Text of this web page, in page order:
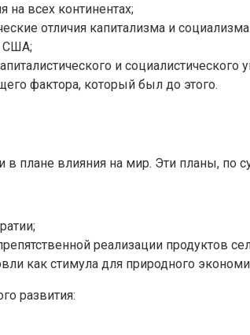
всех континентах;
отличия капитализма и
США;
и социалистического
фактора, который был до этого.
плане влияния на мир. Эти планы,
реализации продуктов
как стимула для природного
развития: